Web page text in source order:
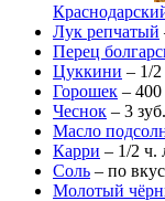
Лук репчатый
Перец
Цуккини – 1/
Горошек – 400
Чеснок – 3 зуб.
Масло
Карри – 1/2 ч.
Соль – по
Молотый